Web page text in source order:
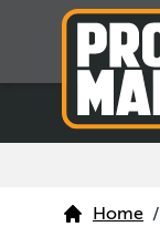
Skip to Content
Home /